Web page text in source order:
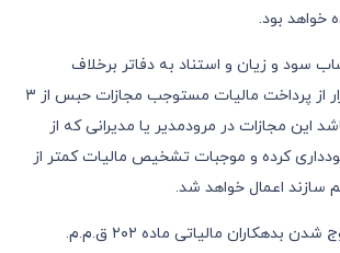
خواهد بود.
سود و زیان و استناد به دفاتر برخلاف
حقیقت به منظور فرار از پرداخت مالیات مستوجب مجازات حبس از ٣
می باشد این مجازات در مرودمدیر یا مدیرانی که از
کرده و موجبات تشخیص مالیات کمتر از
سازند اعمال خواهد شد.
در مورد ممنوع الخروج شدن بدهکاران مالیاتی ماده ٢٠٢ ق.م.م.